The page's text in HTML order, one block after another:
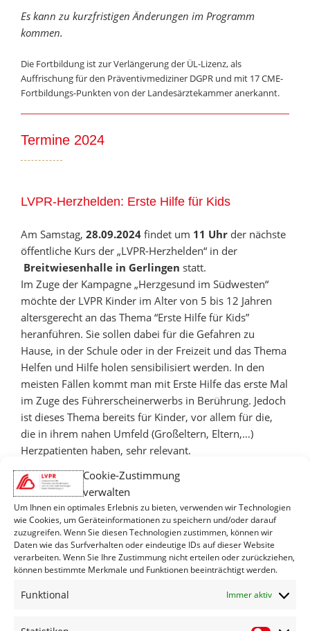
Cookie-Zustimmung
verwalten
Um Ihnen ein optimales Erlebnis zu bieten, verwenden wir Technologien
wie Cookies, um Geräteinformationen zu speichern und/oder darauf
zuzugreifen. Wenn Sie diesen Technologien zustimmen, können wir
Daten wie das Surfverhalten oder eindeutige IDs auf dieser Website
verarbeiten. Wenn Sie Ihre Zustimmung nicht erteilen oder zurückziehen,
können bestimmte Merkmale und Funktionen beeinträchtigt werden.
Funktional Immer aktiv
Es kann zu kurzfristigen Änderungen im Programm
kommen.
Die Fortbildung ist zur Verlängerung der ÜL-Lizenz, als
Auffrischung für den Präventivmediziner DGPR und mit 17 CME-
Fortbildungs-Punkten von der Landesärztekammer anerkannt.
Termine 2024
LVPR-Herzhelden: Erste Hilfe für Kids
Am Samstag, 28.09.2024 findet um 11 Uhr der nächste
öffentliche Kurs der „LVPR-Herzhelden“ in der
Breitwiesenhalle in Gerlingen statt.
Im Zuge der Kampagne „Herzgesund im Südwesten“
möchte der LVPR Kinder im Alter von 5 bis 12 Jahren
altersgerecht an das Thema “Erste Hilfe für Kids”
heranführen. Sie sollen dabei für die Gefahren zu
Hause, in der Schule oder in der Freizeit und das Thema
Helfen und Hilfe holen sensibilisiert werden. In den
meisten Fällen kommt man mit Erste Hilfe das erste Mal
im Zuge des Führerscheinerwerbs in Berührung. Jedoch
ist dieses Thema bereits für Kinder, vor allem für die,
die in ihrem nahen Umfeld (Großeltern, Eltern,…)
Herzpatienten haben, sehr relevant.
Interessierte Kinder und Eltern sind herzlich
willkommen, um die Grundlagen der Ersten Hilfe
kennenzulernen.
Die Veranstaltung ist kostenlos. Eine vorherige
Anmeldung ist nicht erforderlich.
Wann: Samstag, 28.09.2024 um 11 Uhr